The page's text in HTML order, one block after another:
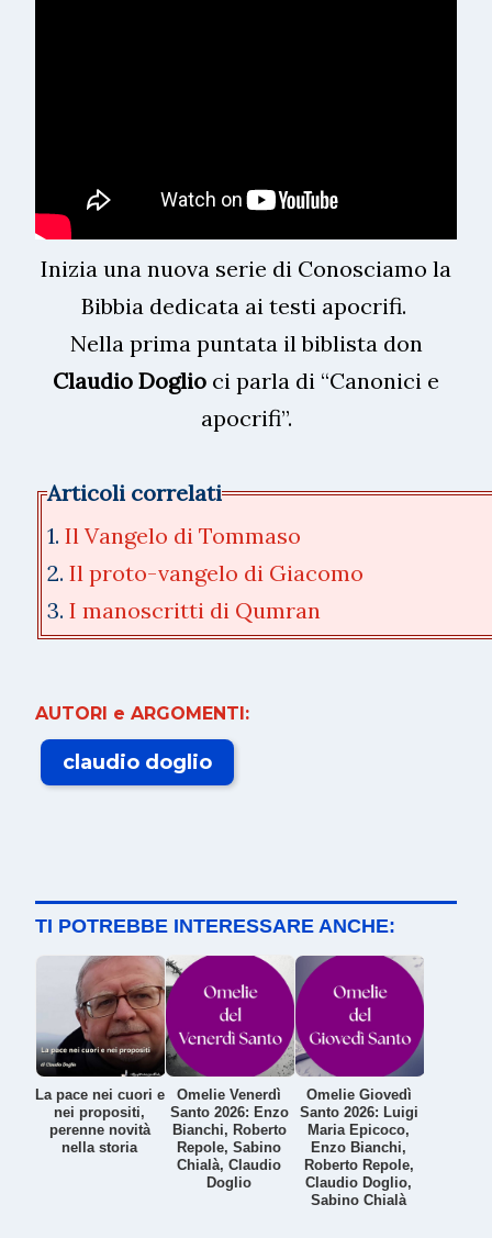
Inizia una nuova serie di Conosciamo la
Bibbia dedicata ai testi apocrifi.
Nella prima puntata il biblista don
Claudio Doglio ci parla di “Canonici e
apocrifi”.
Articoli correlati
1. Il Vangelo di Tommaso
2. Il proto-vangelo di Giacomo
3. I manoscritti di Qumran
AUTORI e ARGOMENTI:
claudio doglio
TI POTREBBE INTERESSARE ANCHE:
La pace nei cuori e
nei propositi,
perenne novità
nella storia
Omelie Venerdì
Santo 2026: Enzo
Bianchi, Roberto
Repole, Sabino
Chialà, Claudio
Doglio
Omelie Giovedì
Santo 2026: Luigi
Maria Epicoco,
Enzo Bianchi,
Roberto Repole,
Claudio Doglio,
Sabino Chialà